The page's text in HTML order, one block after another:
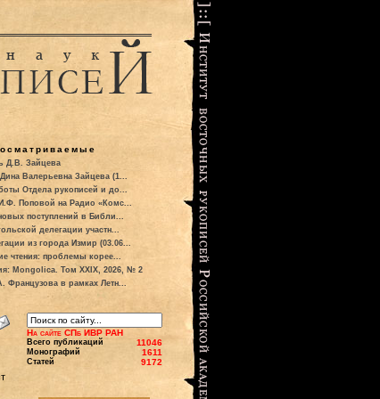
Д.В. Зайцева
Валерьевна Зайцева (1...
Отдела рукописей и до...
Поповой на Радио «Комс...
поступлений в Библи...
делегации участн...
из города Измир (03.06...
чтения: проблемы корее...
Mongolica. Том XXIX, 2026, № 2
Французова в рамках Летн...
На сайте СПб ИВР РАН
Всего публикаций 11046
Монографий 1611
Статей 9172